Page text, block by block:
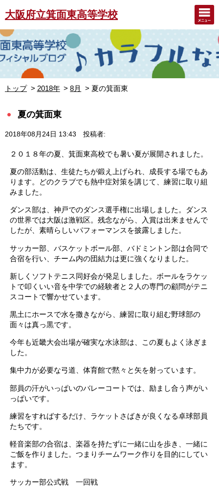
大阪府立箕面東高等学校
トップ 2018年 8月 夏の箕面東
夏の箕面東
2018年08月24日 13:43 投稿者:
２０１８年の夏、箕面東高校でも暑い夏が展開されました。
夏の部活動は、生徒たちが鍛え上げられ、成長する場でもあ
ります。どのクラブでも熱中症対策を講じて、練習に取り組
みました。
ダンス部は、神戸でのダンス選手権に出場しました。ダンス
の世界では大阪は激戦区。残念ながら、入賞は出来ませんで
したが、素晴らしいパフォーマンスを披露しました。
サッカー部、バスケットボール部、バドミントン部は合同で
合宿を行い、チーム内の団結力は更に強くなりました。
新しくソフトテニス同好会が発足しました。ボールをラケッ
トで叩くいい音を中学での経験者と２人の専門の顧問がテニ
スコートで響かせています。
黒土にホースで水を撒きながら、練習に取り組む野球部の
面々は真っ黒です。
今年も近畿大会出場が確実な水泳部は、この夏もよく泳ぎま
した。
集中力が必要な弓道、体育館で黙々と矢を射っています。
部員の汗がいっぱいのバレーコートでは、励まし合う声がい
っぱいです。
練習をすればするだけ、ラケットさばきが良くなる卓球部員
たちです。
軽音楽部の合宿は、楽器を持たずに一緒に山を歩き、一緒に
ご飯を作りました。つまりチームワーク作りを目的にしてい
ます。
サッカー部公式戦 一回戦